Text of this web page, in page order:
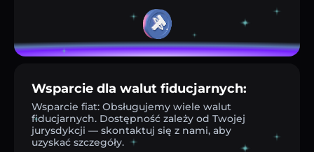
Wsparcie dla walut fiducjarnych:
Wsparcie fiat: Obsługujemy wiele walut
fiducjarnych. Dostępność zależy od Twojej
jurysdykcji — skontaktuj się z nami, aby
uzyskać szczegóły.